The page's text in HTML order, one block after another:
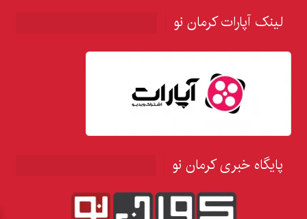
لینک آپارات کرمان نو
پایگاه خبری کرمان نو